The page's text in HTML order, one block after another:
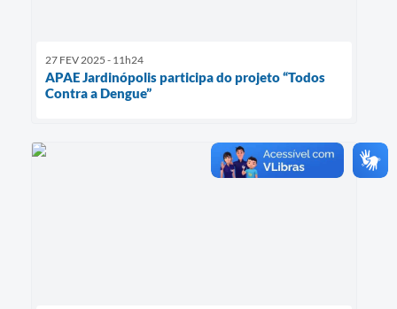
27 FEV 2025 - 11h24
APAE Jardinópolis participa do projeto “Todos
Contra a Dengue”